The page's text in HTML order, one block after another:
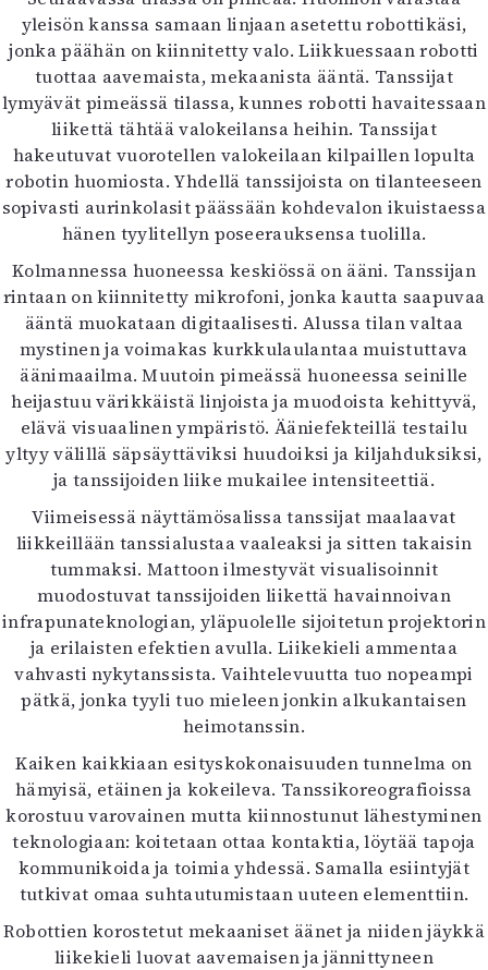
yleisön kanssa samaan linjaan asetettu robottikäsi,
jonka päähän on kiinnitetty valo. Liikkuessaan robotti
tuottaa aavemaista, mekaanista ääntä. Tanssijat
lymyävät pimeässä tilassa, kunnes robotti havaitessaan
liikettä tähtää valokeilansa heihin. Tanssijat
hakeutuvat vuorotellen valokeilaan kilpaillen lopulta
robotin huomiosta. Yhdellä tanssijoista on tilanteeseen
sopivasti aurinkolasit päässään kohdevalon ikuistaessa
hänen tyylitellyn poseerauksensa tuolilla.
Kolmannessa huoneessa keskiössä on ääni. Tanssijan
rintaan on kiinnitetty mikrofoni, jonka kautta saapuvaa
ääntä muokataan digitaalisesti. Alussa tilan valtaa
mystinen ja voimakas kurkkulaulantaa muistuttava
äänimaailma. Muutoin pimeässä huoneessa seinille
heijastuu värikkäistä linjoista ja muodoista kehittyvä,
elävä visuaalinen ympäristö. Ääniefekteillä testailu
yltyy välillä säpsäyttäviksi huudoiksi ja kiljahduksiksi,
ja tanssijoiden liike mukailee intensiteettiä.
Viimeisessä näyttämösalissa tanssijat maalaavat
liikkeillään tanssialustaa vaaleaksi ja sitten takaisin
tummaksi. Mattoon ilmestyvät visualisoinnit
muodostuvat tanssijoiden liikettä havainnoivan
infrapunateknologian, yläpuolelle sijoitetun projektorin
ja erilaisten efektien avulla. Liikekieli ammentaa
vahvasti nykytanssista. Vaihtelevuutta tuo nopeampi
pätkä, jonka tyyli tuo mieleen jonkin alkukantaisen
heimotanssin.
Kaiken kaikkiaan esityskokonaisuuden tunnelma on
hämyisä, etäinen ja kokeileva. Tanssikoreografioissa
korostuu varovainen mutta kiinnostunut lähestyminen
teknologiaan: koitetaan ottaa kontaktia, löytää tapoja
kommunikoida ja toimia yhdessä. Samalla esiintyjät
tutkivat omaa suhtautumistaan uuteen elementtiin.
Robottien korostetut mekaaniset äänet ja niiden jäykkä
liikekieli luovat aavemaisen ja jännittyneen